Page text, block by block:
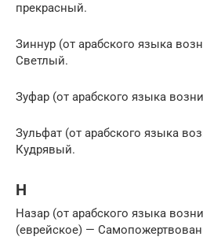
прекрасный.
Зиннур (от арабского языка
Светлый.
Зуфар (от арабского языка
Зульфат (от арабского языка
Кудрявый.
Н
Назар (от арабского языка
(еврейское) —